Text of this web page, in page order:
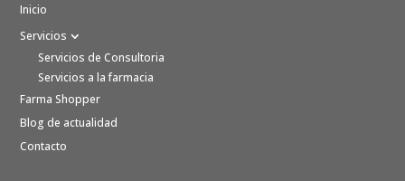
Inicio
Servicios
Servicios de Consultoria
Servicios a la farmacia
Farma Shopper
Blog de actualidad
Contacto